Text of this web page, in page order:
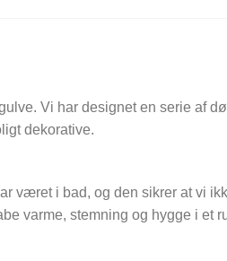
Vi har designet en serie af
dekorative.
været i bad, og den sikrer at vi
varme, stemning og hygge i et